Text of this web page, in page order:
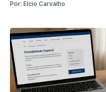
Por: Elcio Carvalho